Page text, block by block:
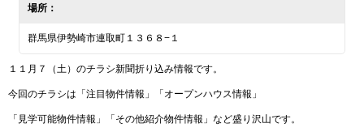
場所：
群馬県伊勢崎市連取町１３６８−１
１１月７（土）のチラシ新聞折り込み情報です。
今回のチラシは「注目物件情報」「オープンハウス情報」
「見学可能物件情報」「その他紹介物件情報」など盛り沢山です。